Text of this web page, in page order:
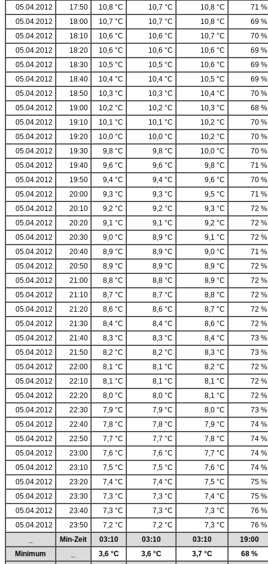
05.04.2012
17:50 10,8 °C 10,7 °C 10,8 °C
71 %
05.04.2012
18:00 10,7 °C 10,7 °C 10,8 °C
69 %
05.04.2012
18:10 10,6 °C 10,6 °C 10,7 °C
70 %
05.04.2012
18:20 10,6 °C 10,6 °C 10,6 °C
69 %
05.04.2012
18:30 10,5 °C 10,5 °C 10,6 °C
69 %
05.04.2012
18:40 10,4 °C 10,4 °C 10,5 °C
69 %
05.04.2012
18:50 10,3 °C 10,3 °C 10,4 °C
70 %
05.04.2012
19:00 10,2 °C 10,2 °C 10,3 °C
68 %
05.04.2012
19:10 10,1 °C 10,1 °C 10,2 °C
70 %
05.04.2012
19:20 10,0 °C 10,0 °C 10,2 °C
70 %
05.04.2012
19:30 9,8 °C 9,8 °C 10,0 °C
70 %
05.04.2012
19:40 9,6 °C 9,6 °C 9,8 °C
71 %
05.04.2012
19:50 9,4 °C 9,4 °C 9,6 °C
70 %
05.04.2012
20:00 9,3 °C 9,3 °C 9,5 °C
71 %
05.04.2012
20:10 9,2 °C 9,2 °C 9,3 °C
72 %
05.04.2012
20:20 9,1 °C 9,1 °C 9,2 °C
72 %
05.04.2012
20:30 9,0 °C 8,9 °C 9,1 °C
72 %
05.04.2012
20:40 8,9 °C 8,9 °C 9,0 °C
71 %
05.04.2012
20:50 8,9 °C 8,9 °C 8,9 °C
72 %
05.04.2012
21:00 8,8 °C 8,8 °C 8,9 °C
72 %
05.04.2012
21:10 8,7 °C 8,7 °C 8,8 °C
72 %
05.04.2012
21:20 8,6 °C 8,6 °C 8,7 °C
72 %
05.04.2012
21:30 8,4 °C 8,4 °C 8,6 °C
72 %
05.04.2012
21:40 8,3 °C 8,3 °C 8,4 °C
73 %
05.04.2012
21:50 8,2 °C 8,2 °C 8,3 °C
73 %
05.04.2012
22:00 8,1 °C 8,1 °C 8,2 °C
72 %
05.04.2012
22:10 8,1 °C 8,1 °C 8,1 °C
72 %
05.04.2012
22:20 8,0 °C 8,0 °C 8,1 °C
72 %
05.04.2012
22:30 7,9 °C 7,9 °C 8,0 °C
73 %
05.04.2012
22:40 7,8 °C 7,8 °C 7,9 °C
74 %
05.04.2012
22:50 7,7 °C 7,7 °C 7,8 °C
74 %
05.04.2012
23:00 7,6 °C 7,6 °C 7,7 °C
74 %
05.04.2012
23:10 7,5 °C 7,5 °C 7,6 °C
74 %
05.04.2012
23:20 7,4 °C 7,4 °C 7,5 °C
75 %
05.04.2012
23:30 7,3 °C 7,3 °C 7,4 °C
75 %
05.04.2012
23:40 7,3 °C 7,3 °C 7,3 °C
76 %
05.04.2012
23:50 7,2 °C 7,2 °C 7,3 °C
76 %
Min-Zeit 03:10 03:10 03:10
19:00
Minimum
3,6 °C 3,6 °C 3,7 °C 68 %